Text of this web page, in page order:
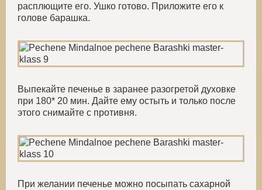
расплющите его. Ушко готово. Приложите его к
голове барашка.
Выпекайте печенье в заранее разогретой духовке
при 180* 20 мин. Дайте ему остыть и только после
этого снимайте с противня.
При желании печенье можно посыпать сахарной